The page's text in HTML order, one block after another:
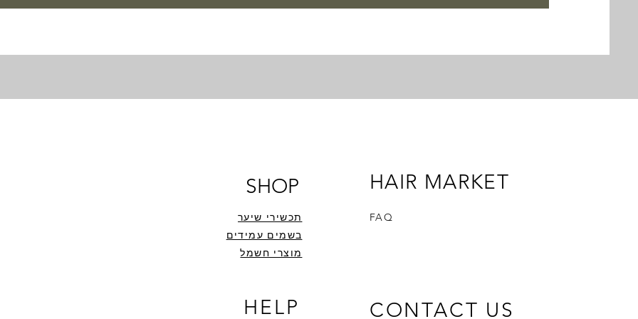
SHOP
תכשירי שיער
בשמים עמידים
מוצרי חשמל
HELP
HAIR MARKET
FAQ
CONTACT US